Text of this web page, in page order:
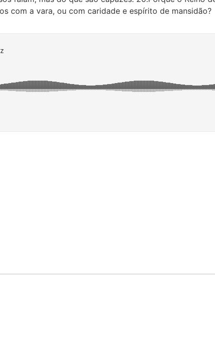
com a vara, ou com caridade e espírito de mansidão?